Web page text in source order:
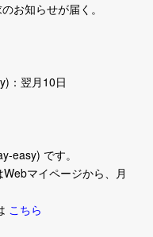
お知らせが届く。
：翌月10日
easy) です。
マイページから、月
こちら